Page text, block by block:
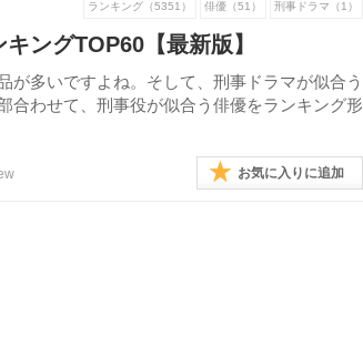
ランキング（5351） 俳優（51） 刑事ドラマ（1）
ングTOP60【最新版】
多いですよね。そして、刑事ドラマが似合う
合わせて、刑事役が似合う俳優をランキング形
お気に入りに追加